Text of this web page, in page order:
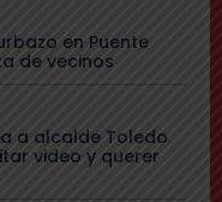
en Puente
de vecinos
a alcalde Toledo
video y querer